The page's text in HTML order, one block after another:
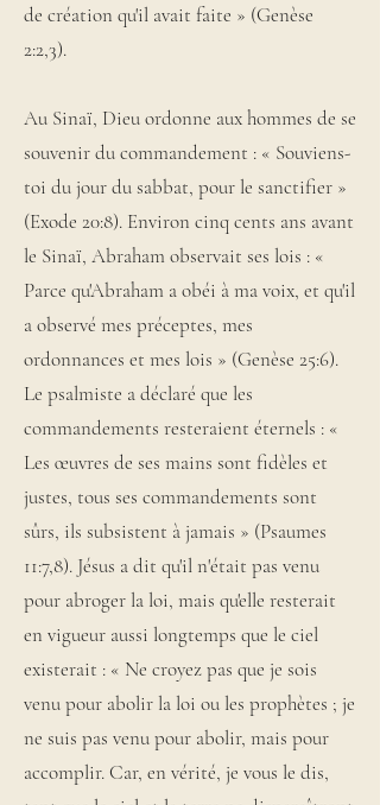
de création qu'il avait faite » (Genèse
2:2,3).
Au Sinaï, Dieu ordonne aux hommes de se
souvenir du commandement : « Souviens-
toi du jour du sabbat, pour le sanctifier »
(Exode 20:8). Environ cinq cents ans avant
le Sinaï, Abraham observait ses lois : «
Parce qu'Abraham a obéi à ma voix, et qu'il
a observé mes préceptes, mes
ordonnances et mes lois » (Genèse 25:6).
Le psalmiste a déclaré que les
commandements resteraient éternels : «
Les œuvres de ses mains sont fidèles et
justes, tous ses commandements sont
sûrs, ils subsistent à jamais » (Psaumes
11:7,8). Jésus a dit qu'il n'était pas venu
pour abroger la loi, mais qu'elle resterait
en vigueur aussi longtemps que le ciel
existerait : « Ne croyez pas que je sois
venu pour abolir la loi ou les prophètes ; je
ne suis pas venu pour abolir, mais pour
accomplir. Car, en vérité, je vous le dis,